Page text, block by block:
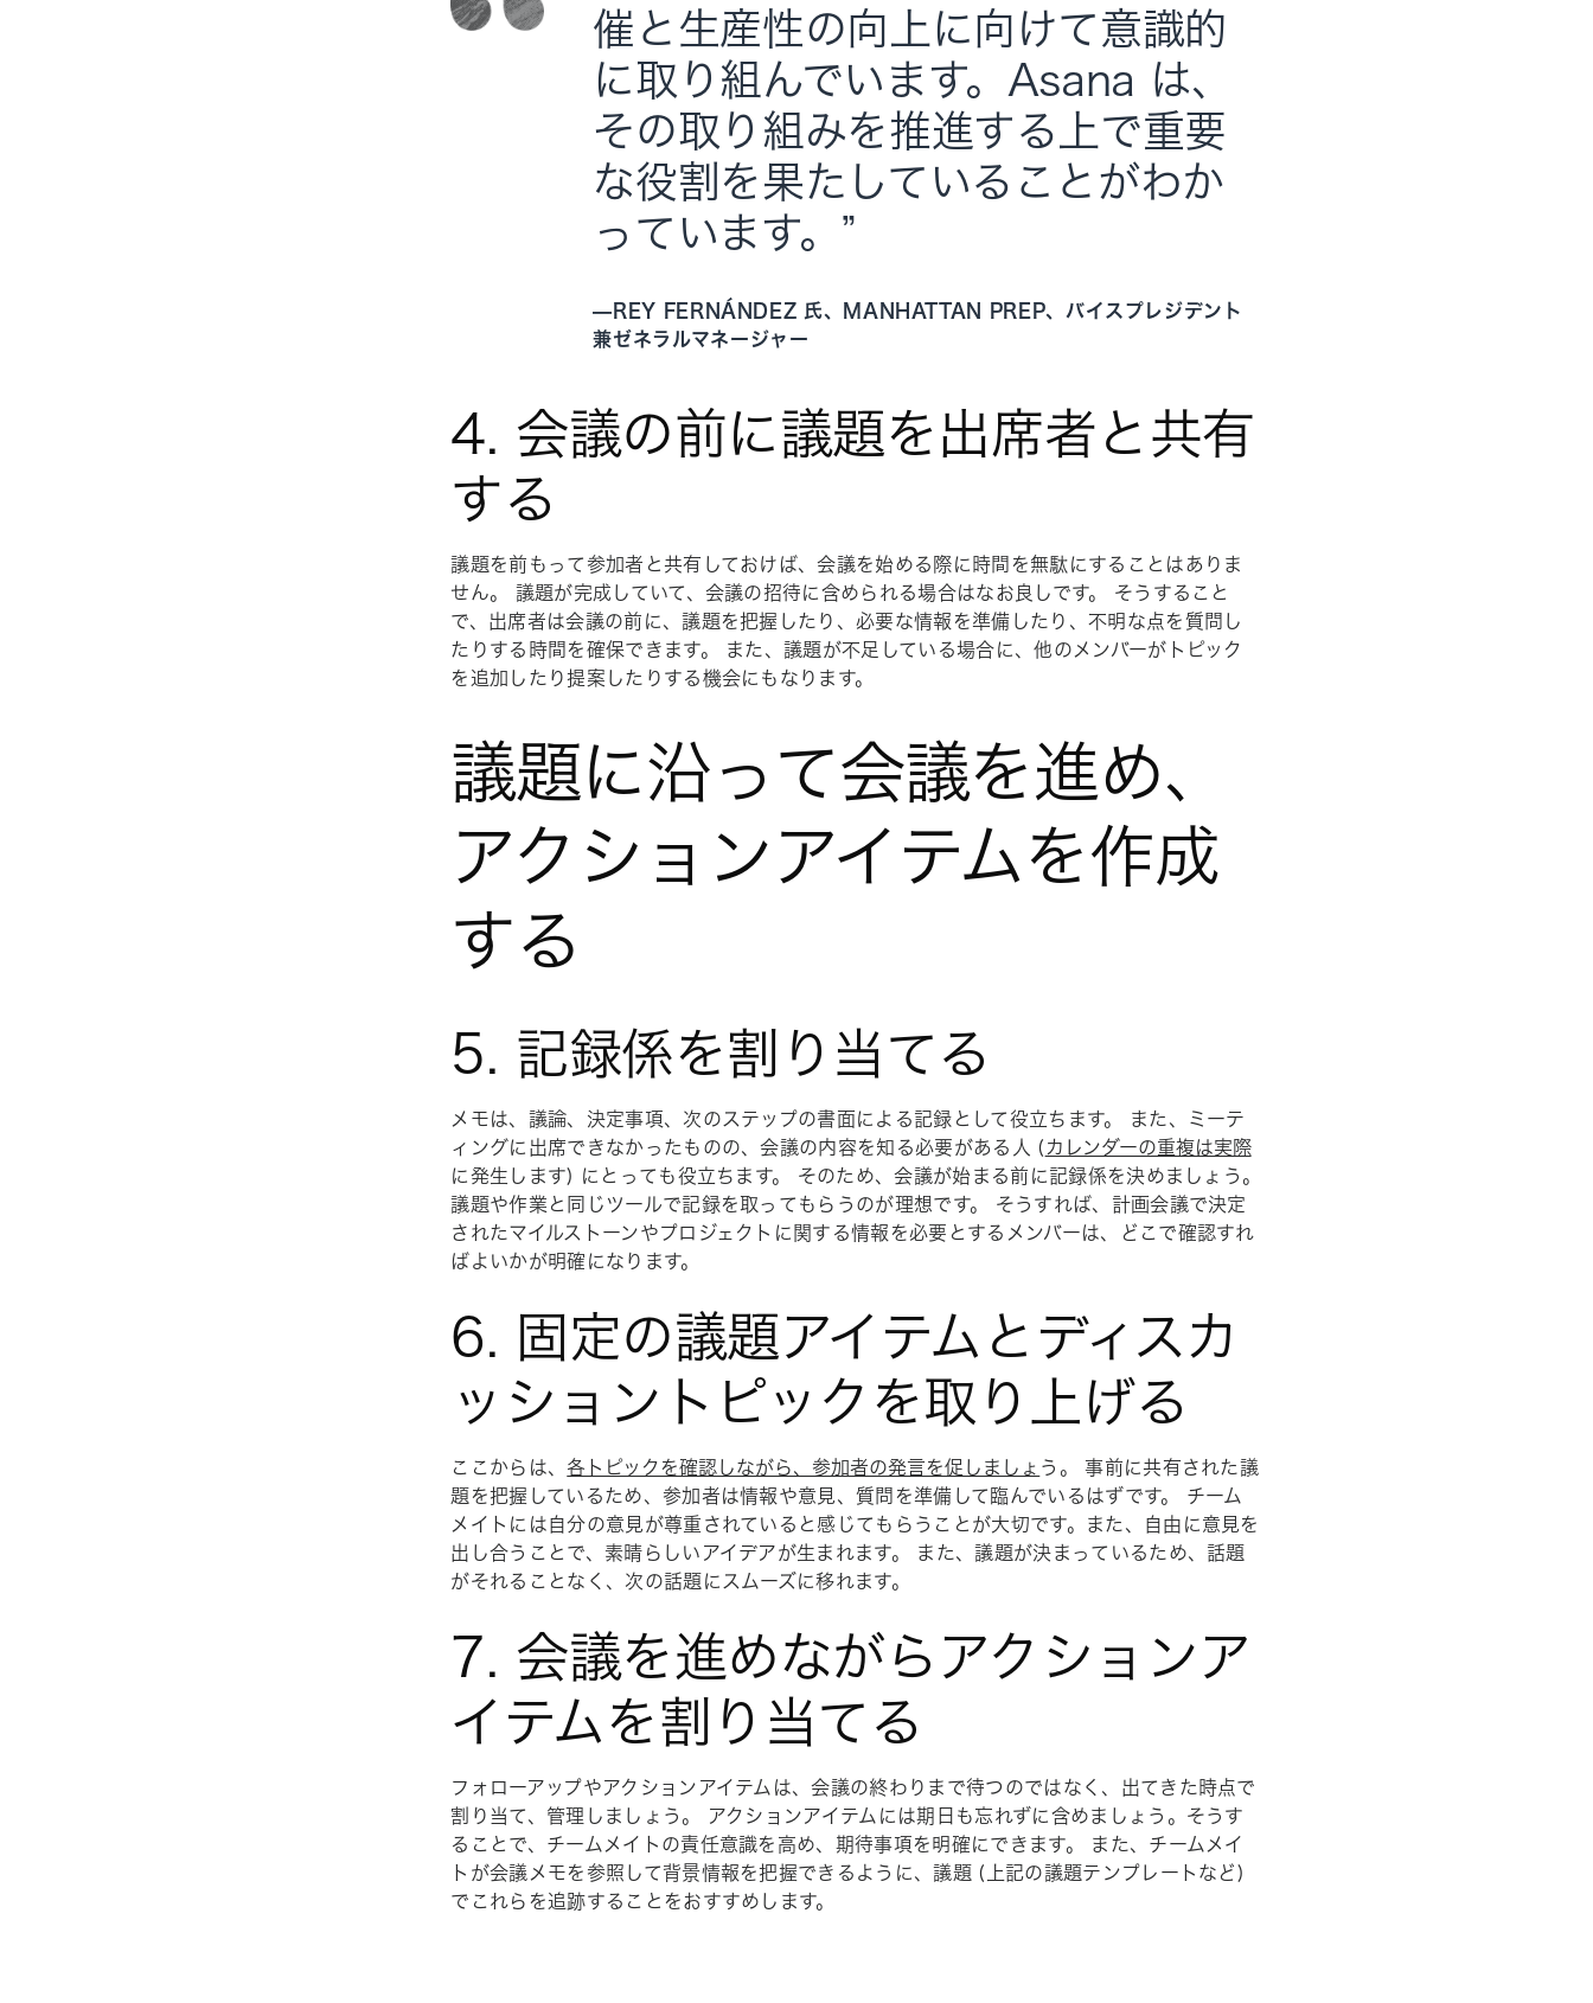
催と生産性の向上に向けて意識的
に取り組んでいます。Asana は、
その取り組みを推進する上で重要
な役割を果たしていることがわか
っています。”
— REY FERNÁNDEZ 氏、MANHATTAN PREP、バイスプレジデント
兼ゼネラルマネージャー
4. 会議の前に議題を出席者と共有
する
議題を前もって参加者と共有しておけば、会議を始める際に時間を無駄にすることはありま
せん。 議題が完成していて、会議の招待に含められる場合はなお良しです。 そうすること
で、出席者は会議の前 に、議題を把握したり、必要な情報を準備したり、不明な点を質問し
たりする時間を確保できます。 また、議題が不足している場合に、他のメンバーがトピック
を追加したり提案したりする機会にもなります。
議題に沿って会議を進め、
アクションアイテムを作成
する
5. 記録係を割り当てる
メモは、議論、決定事項、次のステップの書面による記録として役立ちます。 また、ミーテ
ィングに出席できなかったものの、会議の内容を知る必要がある人 ( カレンダーの重複は実際
に発生します) にとっても役立ちます。 そのため、会議が始まる前に記録係を決めましょう。
議題や作業と同じツールで記録を取ってもらうのが理想です。 そうすれば、計画会議で決定
されたマイルストーンやプロジェクトに関する情報を必要とするメンバーは、どこで確認すれ
ばよいかが明確になります。
6. 固定の議題アイテムとディスカ
ッショントピックを取り上げる
ここからは、 各トピックを確認しながら、参加者の発言を促しましょ う。 事前に共有された議
題を把握しているため、参加者は情報や意見、質問を準備して臨んでいるはずです。 チーム
メイトには自分の意見が尊重されていると感じてもらうことが大切です。また、自由に意見を
出し合うことで、素晴らしいアイデアが生まれます。 また、議題が決まっているため、話題
がそれることなく、次の話題にスムーズに移れます。
7. 会議を進めながらアクションア
イテムを割り当てる
フォローアップやアクションアイテムは、会議の終わりまで待つのではなく、出てきた時点で
割り当て、管理しましょう。 アクションアイテムには期日も忘れずに含めましょう。そうす
ることで、チームメイトの責任意識を高め、期待事項を明確にできます。 また、チームメイ
トが会議メモを参照して背景情報を把握できるように、議題 (上記の議題テンプレートなど)
でこれらを追跡することをおすすめします。